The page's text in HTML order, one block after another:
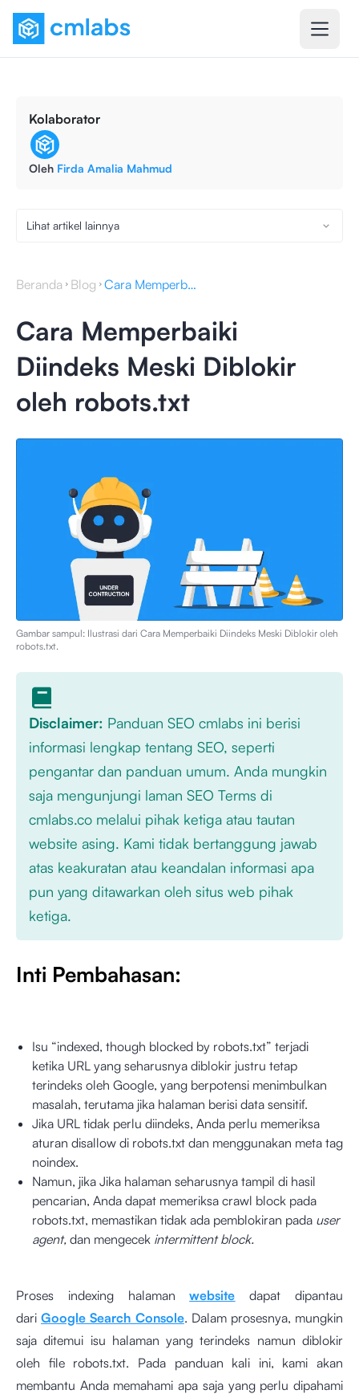
Kolaborator
Oleh Firda Amalia Mahmud
Lihat artikel lainnya
Beranda Blog Cara Memperbaiki Diindeks Meski Diblokir oleh robots.txt
Cara Memperbaiki
Diindeks Meski Diblokir
oleh robots.txt
Gambar sampul: Ilustrasi dari Cara Memperbaiki Diindeks Meski Diblokir oleh
robots.txt.
Disclaimer: Panduan SEO cmlabs ini berisi
informasi lengkap tentang SEO, seperti
pengantar dan panduan umum. Anda mungkin
saja mengunjungi laman SEO Terms di
cmlabs.co melalui pihak ketiga atau tautan
website asing. Kami tidak bertanggung jawab
atas keakuratan atau keandalan informasi apa
pun yang ditawarkan oleh situs web pihak
ketiga.
Inti Pembahasan:
Isu “indexed, though blocked by robots.txt” terjadi
ketika URL yang seharusnya diblokir justru tetap
terindeks oleh Google, yang berpotensi menimbulkan
masalah, terutama jika halaman berisi data sensitif.
Jika URL tidak perlu diindeks, Anda perlu memeriksa
aturan disallow di robots.txt dan menggunakan meta tag
noindex.
Namun, jika Jika halaman seharusnya tampil di hasil
pencarian, Anda dapat memeriksa crawl block pada
robots.txt, memastikan tidak ada pemblokiran pada user
agent, dan mengecek intermittent block.
Proses indexing halamanwebsite dapat dipantau
dariGoogle Search Console. Dalam prosesnya, mungkin
saja ditemui isu halaman yang terindeks namun diblokir
oleh file robots.txt. Pada panduan kali ini, kami akan
membantu Anda memahami apa saja yang perlu dipahami